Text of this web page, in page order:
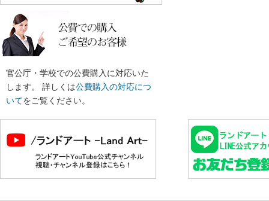
官公庁・学校での公費購入に対応いた
します。 詳しくは公費購入の対応につ
いてをご覧ください。